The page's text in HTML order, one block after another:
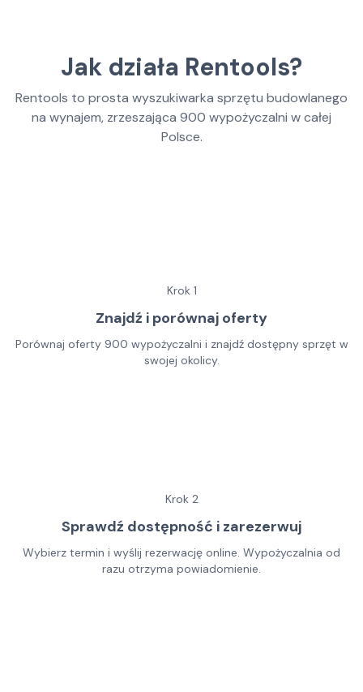
Jak działa Rentools?
Rentools to prosta wyszukiwarka sprzętu budowlanego
na wynajem, zrzeszająca 900 wypożyczalni w całej
Polsce.
Krok 1
Znajdź i porównaj oferty
Porównaj oferty 900 wypożyczalni i znajdź dostępny sprzęt w
swojej okolicy.
Krok 2
Sprawdź dostępność i zarezerwuj
Wybierz termin i wyślij rezerwację online. Wypożyczalnia od
razu otrzyma powiadomienie.